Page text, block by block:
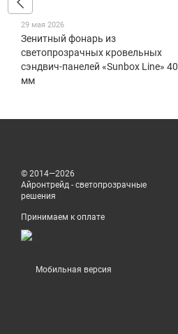
29 мая 2026
Зенитный фонарь из
светопрозрачных кровельных
сэндвич-панелей «Sunbox Line» 40
мм
© 2014—2026
Айронтрейд - светопрозрачные
решения
Принимаем к оплате
Мобильная версия